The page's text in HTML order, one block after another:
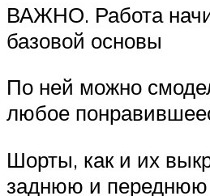
ВАЖНО. Работа
базовой основы
По ней можно
любое
Шорты, как и их
заднюю и переднюю